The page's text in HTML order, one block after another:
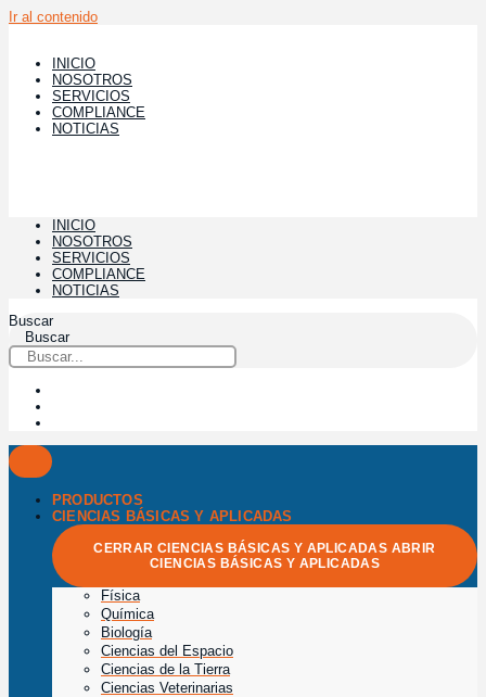
Ir al contenido
INICIO
NOSOTROS
SERVICIOS
COMPLIANCE
NOTICIAS
INICIO
NOSOTROS
SERVICIOS
COMPLIANCE
NOTICIAS
Buscar
Buscar
PRODUCTOS
CIENCIAS BÁSICAS Y APLICADAS
CERRAR CIENCIAS BÁSICAS Y APLICADAS ABRIR
CIENCIAS BÁSICAS Y APLICADAS
Física
Química
Biología
Ciencias del Espacio
Ciencias de la Tierra
Ciencias Veterinarias